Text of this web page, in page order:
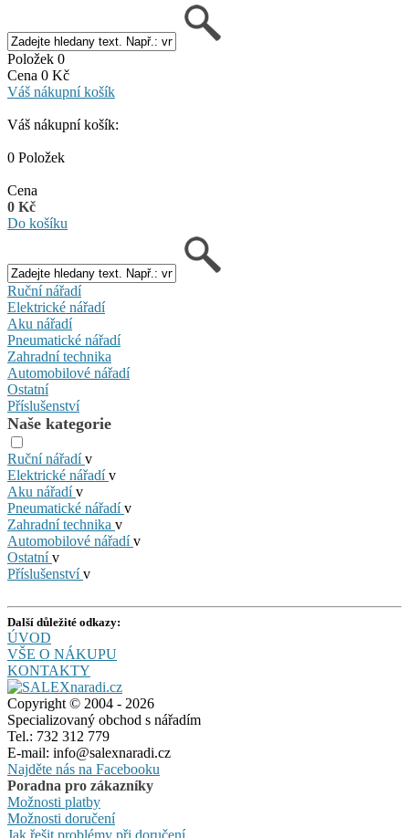
Položek 0
Cena 0 Kč
Váš nákupní košík
Váš nákupní košík:
0 Položek
Cena
0 Kč
Do košíku
Ruční nářadí
Elektrické nářadí
Aku nářadí
Pneumatické nářadí
Zahradní technika
Automobilové nářadí
Ostatní
Příslušenství
Naše kategorie
Ruční nářadív
Elektrické nářadív
Aku nářadív
Pneumatické nářadív
Zahradní technika v
Automobilové nářadív
Ostatnív
Příslušenstvív
Další důležité odkazy:
ÚVOD
VŠE O NÁKUPU
KONTAKTY
Copyright © 2004 - 2026
Specializovaný obchod s nářadím
Tel.: 732 312 779
E-mail: info@salexnaradi.cz
Najděte nás na Facebooku
Poradna pro zákazníky
Možnosti platby
Možnosti doručení
Jak řešit problémy při doručení